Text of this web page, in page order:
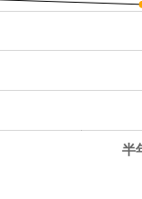
半